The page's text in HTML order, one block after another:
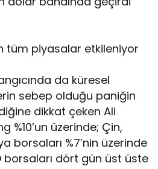
tüm piyasalar etkileniyor
da küresel
sebep olduğu paniğin
dikkat çeken Ali
%10’un üzerinde; Çin,
borsaları %7’nin üzerinde
borsaları dört gün üst üste